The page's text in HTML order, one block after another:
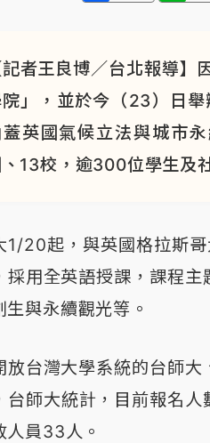
記者王良博／台北報導
」，並於今（23）日
英國氣候立法與城市
13校，逾300位學生及
1/20起，與英國格拉斯
採用全英語授課，課程
生與永續觀光等。
放台灣大學系統的台師
台師大統計，目前報名
人員33人。